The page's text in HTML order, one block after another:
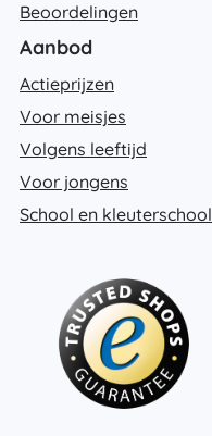
Beoordelingen
Aanbod
Actieprijzen
Voor meisjes
Volgens leeftijd
Voor jongens
School en kleuterschool